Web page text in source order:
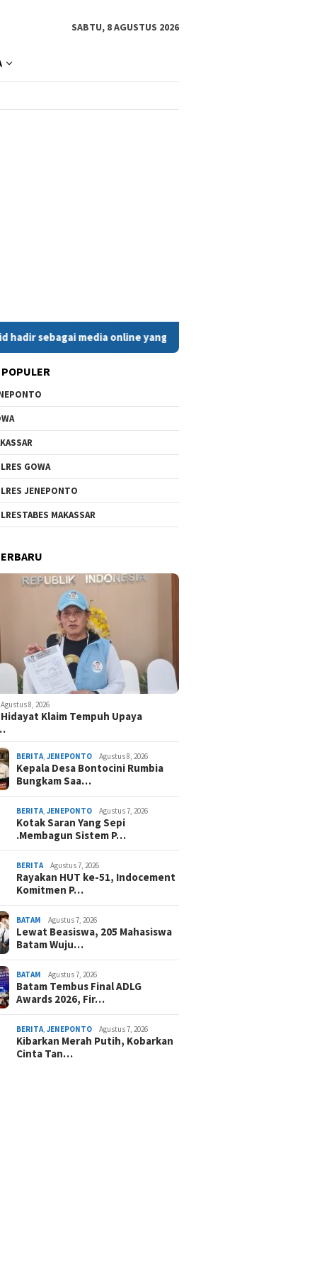
SABTU, 8 AGUSTUS 2026
media online yang menyajikan berita cepat, faktual, dan
GOWA
JENEPONTO
MAKASSAR
Agustus 8, 2026
Klaim Tempuh Upaya
BERITA ,JENEPONTO Agustus 8, 2026
Kepala Desa Bontocini Rumbia
Bungkam Saa…
BERITA ,JENEPONTO Agustus 7, 2026
Kotak Saran Yang Sepi
.Membagun Sistem P…
BERITA Agustus 7, 2026
Rayakan HUT ke-51, Indocement
Komitmen P…
BATAM Agustus 7, 2026
Lewat Beasiswa, 205 Mahasiswa
Batam Wuju…
BATAM Agustus 7, 2026
Batam Tembus Final ADLG
Awards 2026, Fir…
BERITA ,JENEPONTO Agustus 7, 2026
Kibarkan Merah Putih, Kobarkan
Cinta Tan…